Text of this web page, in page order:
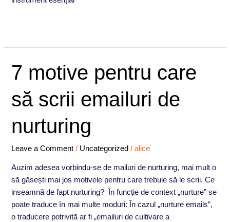
7 motive pentru care
să scrii emailuri de
nurturing
Leave a Comment / Uncategorized /alice
Auzim adesea vorbindu-se de mailuri de nurturing, mai mult o
să găsești mai jos motivele pentru care trebuie să le scrii. Ce
inseamnă de fapt nurturing? În funcție de context „nurture” se
poate traduce în mai multe moduri: În cazul „nurture emails”,
o traducere potrivită ar fi „emailuri de cultivare a
7
motive
pentru
care
scrii
de
nurturing